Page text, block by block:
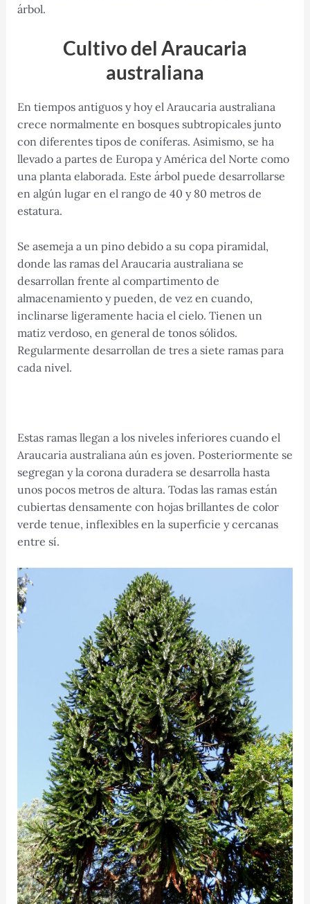
árbol.
Cultivo del Araucaria
australiana
En tiempos antiguos y hoy el Araucaria australiana
crece normalmente en bosques subtropicales junto
con diferentes tipos de coníferas. Asimismo, se ha
llevado a partes de Europa y América del Norte como
una planta elaborada. Este árbol puede desarrollarse
en algún lugar en el rango de 40 y 80 metros de
estatura.
Se asemeja a un pino debido a su copa piramidal,
donde las ramas del Araucaria australiana se
desarrollan frente al compartimento de
almacenamiento y pueden, de vez en cuando,
inclinarse ligeramente hacia el cielo. Tienen un
matiz verdoso, en general de tonos sólidos.
Regularmente desarrollan de tres a siete ramas para
cada nivel.
Estas ramas llegan a los niveles inferiores cuando el
Araucaria australiana aún es joven. Posteriormente se
segregan y la corona duradera se desarrolla hasta
unos pocos metros de altura. Todas las ramas están
cubiertas densamente con hojas brillantes de color
verde tenue, inflexibles en la superficie y cercanas
entre sí.